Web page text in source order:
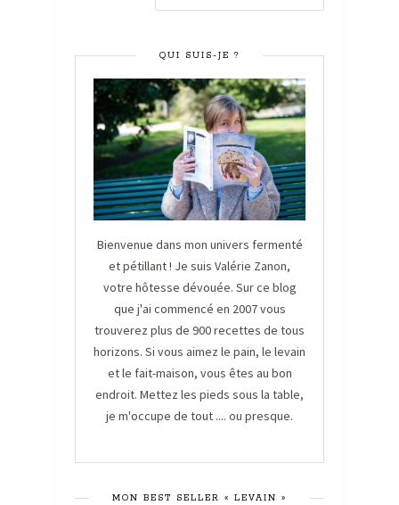
QUI SUIS-JE ?
Bienvenue dans mon univers fermenté
et pétillant ! Je suis Valérie Zanon,
votre hôtesse dévouée. Sur ce blog
que j'ai commencé en 2007 vous
trouverez plus de 900 recettes de tous
horizons. Si vous aimez le pain, le levain
et le fait-maison, vous êtes au bon
endroit. Mettez les pieds sous la table,
je m'occupe de tout .... ou presque.
MON BEST SELLER « LEVAIN »